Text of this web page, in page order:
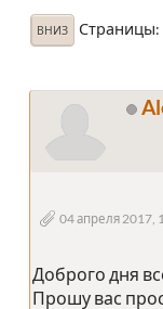
ВНИЗ Страницы
04 апреля 2017,
Доброго дня
Прошу вас